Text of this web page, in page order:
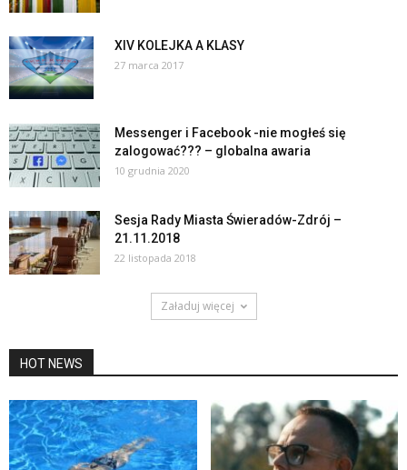
XIV KOLEJKA A KLASY
27 marca 2017
Messenger i Facebook -nie mogłeś się
zalogować??? – globalna awaria
10 grudnia 2020
Sesja Rady Miasta Świeradów-Zdrój –
21.11.2018
22 listopada 2018
Załaduj więcej
HOT NEWS